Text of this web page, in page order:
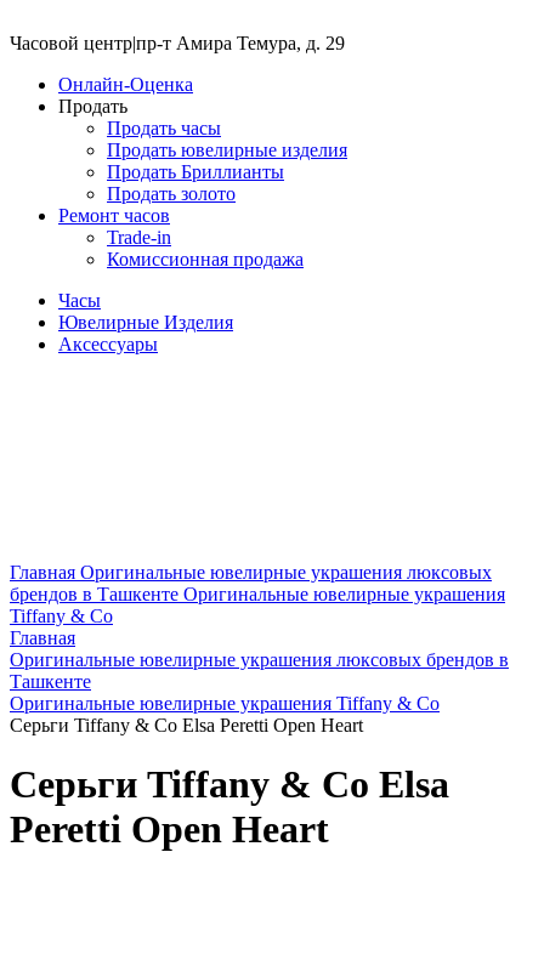
Часовой центр|пр-т Амира Темура, д. 29
Онлайн-Оценка
Продать
Продать часы
Продать ювелирные изделия
Продать Бриллианты
Продать золото
Ремонт часов
Trade-in
Комиссионная продажа
Часы
Ювелирные Изделия
Аксессуары
Главная Оригинальные ювелирные украшения люксовых
брендов в Ташкенте Оригинальные ювелирные украшения
Tiffany & Co
Главная
Оригинальные ювелирные украшения люксовых брендов в
Ташкенте
Оригинальные ювелирные украшения Tiffany & Co
Серьги Tiffany & Co Elsa Peretti Open Heart
Серьги Tiffany & Co Elsa
Peretti Open Heart